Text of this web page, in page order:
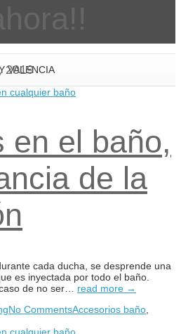
VALENCIA
2019
en el baño,
de la
cada ducha, se desprende una
es inyectada por todo el baño.
de no ser… read more →
No CommentsAccesorios baño